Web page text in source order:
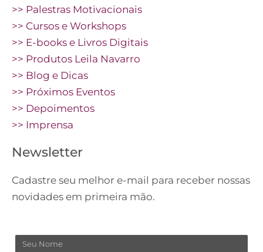
>> Palestras Motivacionais
>> Cursos e Workshops
>> E-books e Livros Digitais
>> Produtos Leila Navarro
>> Blog e Dicas
>> Próximos Eventos
>> Depoimentos
>> Imprensa
Newsletter
Cadastre seu melhor e-mail para receber nossas
novidades em primeira mão.
Nome